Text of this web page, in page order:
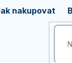
nakupovat